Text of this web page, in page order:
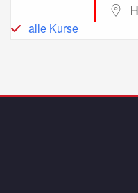
alle Kurse